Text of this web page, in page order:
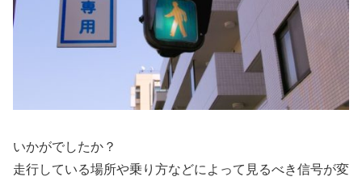
いかがでしたか？
走行している場所や乗り方などによって見るべき信号が変